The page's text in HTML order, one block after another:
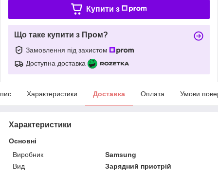
Купити з
Що таке купити з Пром?
Замовлення під захистом
Доступна доставка
Характеристики Доставка Оплата Умови
Характеристики
Основні
Виробник
Samsung
Вид
Зарядний пристрій